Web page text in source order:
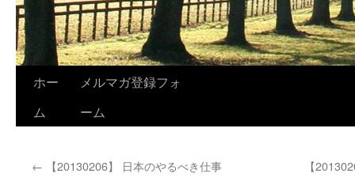
ホー
ム
メルマガ登録フォ
ーム
← 【20130206】 日本のやるべき仕事 【